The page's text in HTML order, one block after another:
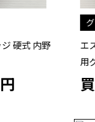
硬
エスエスケイ
用グローブ
買取価